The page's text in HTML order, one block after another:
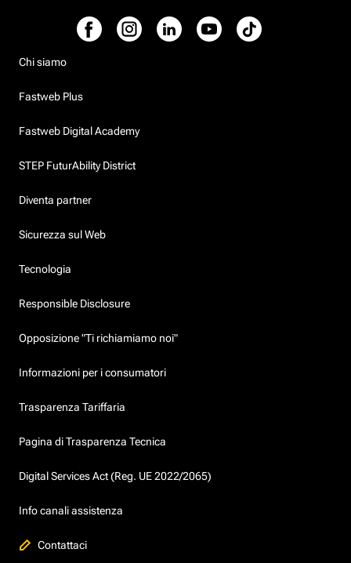
Chi siamo
Fastweb Plus
Fastweb Digital Academy
STEP FuturAbility District
Diventa partner
Sicurezza sul Web
Tecnologia
Responsible Disclosure
Opposizione "Ti richiamiamo noi"
Informazioni per i consumatori
Trasparenza Tariffaria
Pagina di Trasparenza Tecnica
Digital Services Act (Reg. UE 2022/2065)
Info canali assistenza
Contattaci